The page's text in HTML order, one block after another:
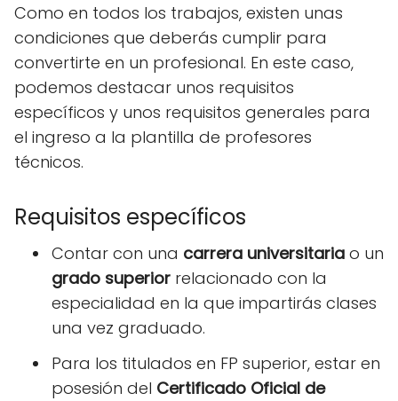
Como en todos los trabajos, existen unas
condiciones que deberás cumplir para
convertirte en un profesional. En este caso,
podemos destacar unos requisitos
específicos y unos requisitos generales para
el ingreso a la plantilla de profesores
técnicos.
Requisitos específicos
Contar con una carrera universitaria o un
grado superior relacionado con la
especialidad en la que impartirás clases
una vez graduado.
Para los titulados en FP superior, estar en
posesión del Certificado Oficial de